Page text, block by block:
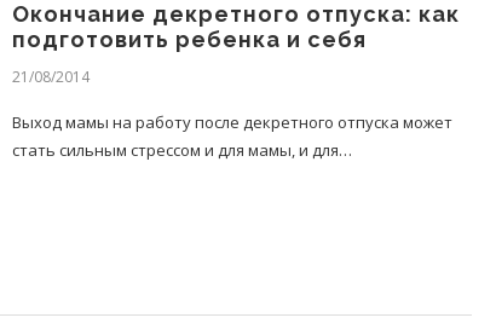
Окончание декретного отпуска: как
подготовить ребенка и себя
21/08/2014
Выход мамы на работу после декретного отпуска может
стать сильным стрессом и для мамы, и для…